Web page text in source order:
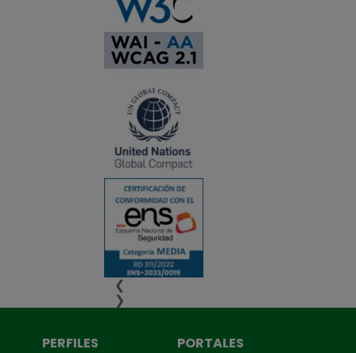
❮
❯
PERFILES
PORTALES